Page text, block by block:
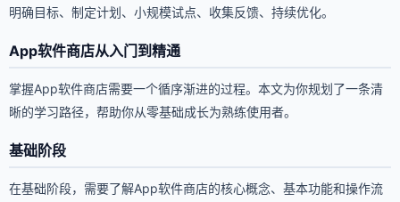
明确目标、制定计划、小规模试点、收集反馈、持续优化。
App软件商店从入门到精通
掌握App软件商店需要一个循序渐进的过程。本文为你规划了一条清
晰的学习路径，帮助你从零基础成长为熟练使用者。
基础阶段
在基础阶段，需要了解App软件商店的核心概念、基本功能和操作流